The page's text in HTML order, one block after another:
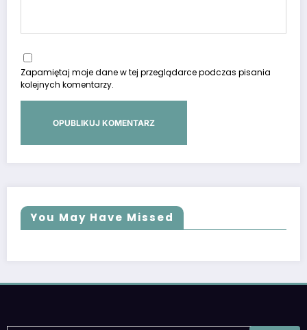
Zapamiętaj moje dane w tej przeglądarce podczas pisania
kolejnych komentarzy.
You May Have Missed